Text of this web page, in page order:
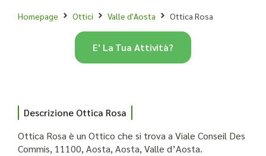
Homepage Ottici Valle d'Aosta Ottica Rosa
Descrizione Ottica Rosa
Ottica Rosa è un Ottico che si trova a Viale Conseil Des
Commis, 11100, Aosta, Aosta, Valle d’Aosta.
E' La Tua Attività?